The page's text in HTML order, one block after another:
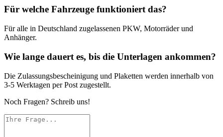
Für welche Fahrzeuge funktioniert das?
Für alle in Deutschland zugelassenen PKW, Motorräder und
Anhänger.
Wie lange dauert es, bis die Unterlagen ankommen?
Die Zulassungsbescheinigung und Plaketten werden innerhalb von
3-5 Werktagen per Post zugestellt.
Noch Fragen? Schreib uns!